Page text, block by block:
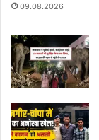
09.08.2026